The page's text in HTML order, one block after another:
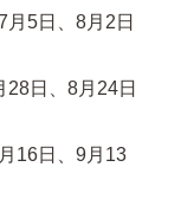
月5日、8月2日
28日、8月24日
16日、9月13